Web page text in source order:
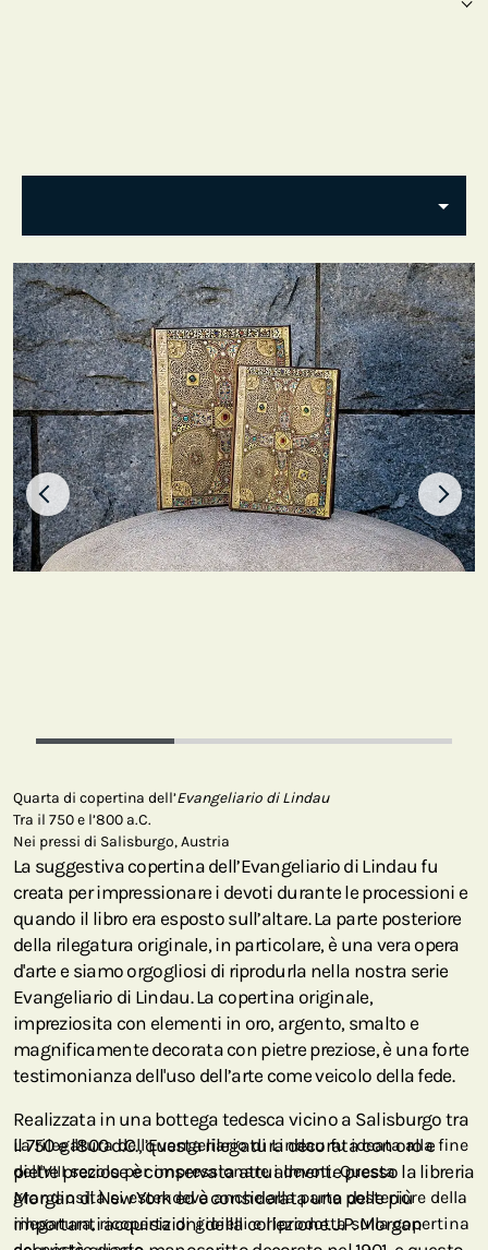
Quarta di copertina dell’Evangeliario di Lindau
Tra il 750 e l’800 a.C.
Nei pressi di Salisburgo, Austria
La suggestiva copertina dell’Evangeliario di Lindau fu
creata per impressionare i devoti durante le processioni e
quando il libro era esposto sull’altare. La parte posteriore
della rilegatura originale, in particolare, è una vera opera
d'arte e siamo orgogliosi di riprodurla nella nostra serie
Evangeliario di Lindau. La copertina originale,
impreziosita con elementi in oro, argento, smalto e
magnificamente decorata con pietre preziose, è una forte
testimonianza dell'uso dell’arte come veicolo della fede.
Realizzata in una bottega tedesca vicino a Salisburgo tra
il 750 e l'800 d.C., questa rilegatura decorata con oro e
pietre preziose è conservata attualmente presso la libreria
Morgan di New York ed è considerata una delle più
importanti acquisizioni della collezione. J.P. Morgan
La rilegatura dell’Evangeliario di Lindau fu ideata alla fine
dell'VIII secolo per impressionare i devoti. Questa
grandiosità si estendeva anche alla parte posteriore della
rilegatura, ricoperta di gioielli e riprodotta sulla copertina